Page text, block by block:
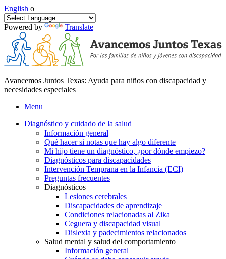
English o
Powered by Translate
Avancemos Juntos Texas: Ayuda para niños con discapacidad y
necesidades especiales
Menu
Diagnóstico y cuidado de la salud
Información general
Qué hacer si notas que hay algo diferente
Mi hijo tiene un diagnóstico, ¿por dónde empiezo?
Diagnósticos para discapacidades
Intervención Temprana en la Infancia (ECI)
Preguntas frecuentes
Diagnósticos
Lesiones cerebrales
Discapacidades de aprendizaje
Condiciones relacionadas al Zika
Ceguera y discapacidad visual
Dislexia y padecimientos relacionados
Salud mental y salud del comportamiento
Información general